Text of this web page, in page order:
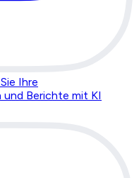
Ihre
Berichte mit KI